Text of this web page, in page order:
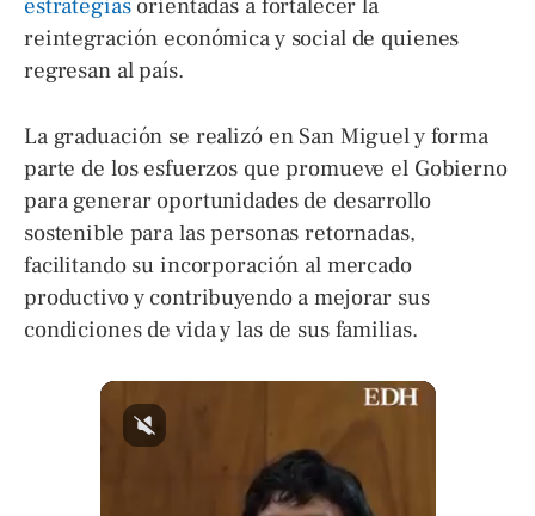
reintegración económica y social de quienes
regresan al país.
La graduación se realizó en San Miguel y forma
parte de los esfuerzos que promueve el Gobierno
para generar oportunidades de desarrollo
sostenible para las personas retornadas,
facilitando su incorporación al mercado
productivo y contribuyendo a mejorar sus
condiciones de vida y las de sus familias.